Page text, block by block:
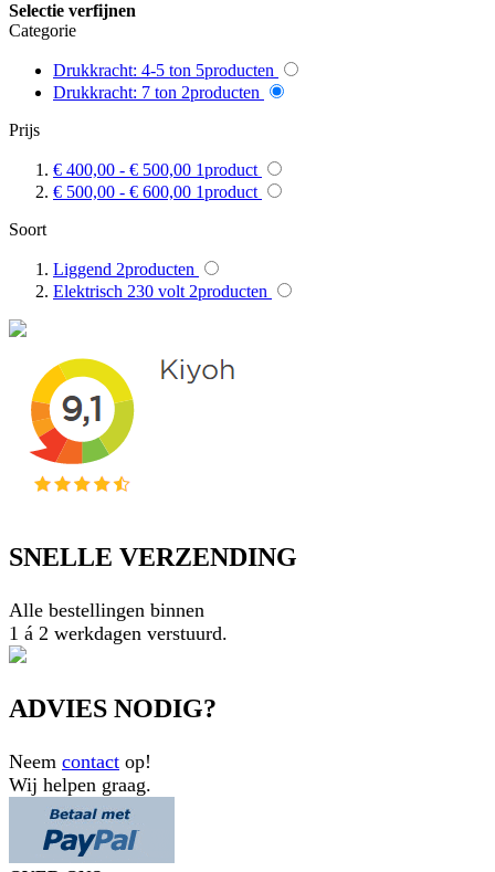
Selectie verfijnen
Categorie
Drukkracht: 4-5 ton 5producten
Drukkracht: 7 ton 2producten
Prijs
€ 400,00 - € 500,00 1product
€ 500,00 - € 600,00 1product
Soort
Liggend 2producten
Elektrisch 230 volt 2producten
SNELLE VERZENDING
Alle bestellingen binnen
1 á 2 werkdagen verstuurd.
ADVIES NODIG?
Neem contact op!
Wij helpen graag.